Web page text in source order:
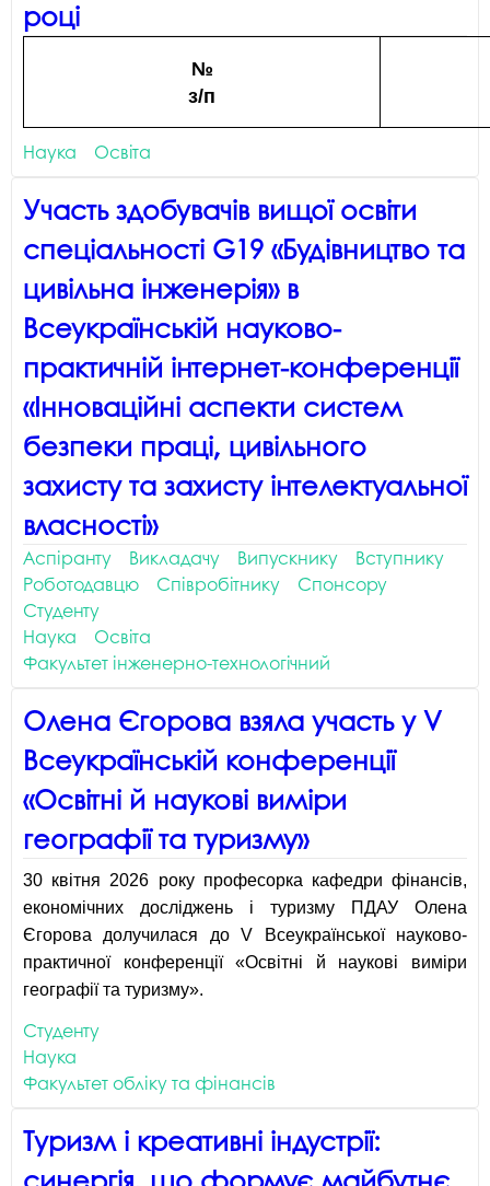
році
№
з/п
Наука Освіта
Участь здобувачів вищої освіти
спеціальності G19 «Будівництво та
цивільна інженерія» в
Всеукраїнській науково-
практичній інтернет-конференції
«Інноваційні аспекти систем
безпеки праці, цивільного
захисту та захисту інтелектуальної
власності»
Аспіранту Викладачу Випускнику
Вступнику
Роботодавцю
Співробітнику
Спонсору
Студенту
Наука
Освіта
Факультет інженерно-технологічний
Олена Єгорова взяла участь у V
Всеукраїнській конференції
«Освітні й наукові виміри
географії та туризму»
30 квітня 2026 року професорка кафедри фінансів,
економічних досліджень і туризму ПДАУ Олена
Єгорова долучилася до V Всеукраїнської науково-
практичної конференції «Освітні й наукові виміри
географії та туризму».
Студенту
Наука
Факультет обліку та фінансів
Туризм і креативні індустрії: